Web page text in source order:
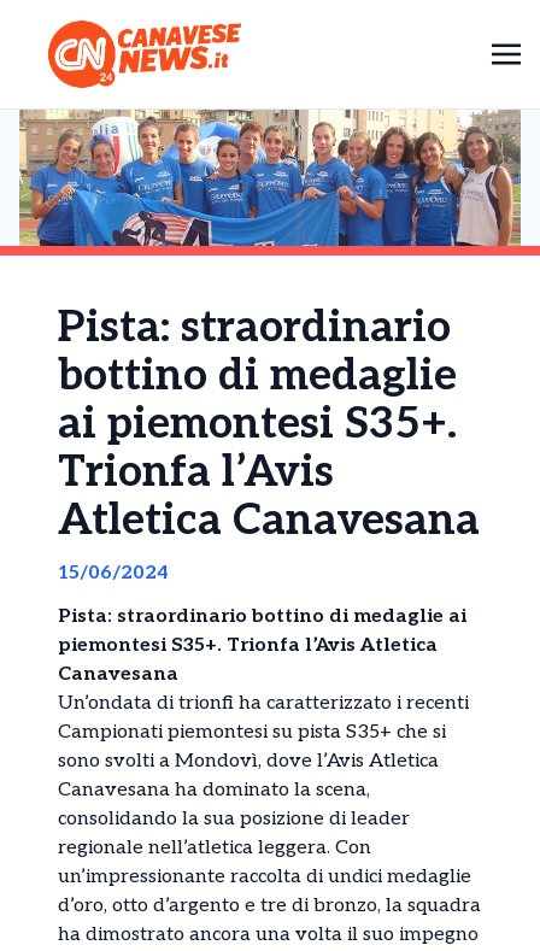
Pista: straordinario
bottino di medaglie
ai piemontesi S35+.
Trionfa l’Avis
Atletica Canavesana
15/06/2024
Pista: straordinario bottino di medaglie ai
piemontesi S35+. Trionfa l’Avis Atletica
Canavesana
Un’ondata di trionfi ha caratterizzato i recenti
Campionati piemontesi su pista S35+ che si
sono svolti a Mondovì, dove l’Avis Atletica
Canavesana ha dominato la scena,
consolidando la sua posizione di leader
regionale nell’atletica leggera. Con
un’impressionante raccolta di undici medaglie
d’oro, otto d’argento e tre di bronzo, la squadra
ha dimostrato ancora una volta il suo impegno